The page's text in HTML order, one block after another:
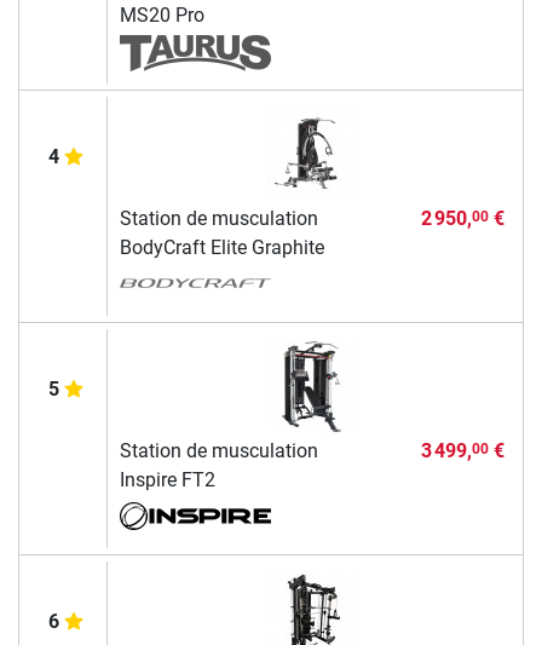
MS20 Pro
4
Station de musculation
BodyCraft Elite Graphite
2 950,00€
5
Station de musculation
Inspire FT2
3 499,00€
6